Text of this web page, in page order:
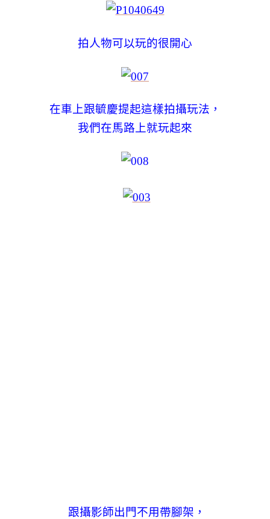
拍人物可以玩的很開心
在車上跟毓慶提起這樣拍攝玩法，
我們在馬路上就玩起來
跟攝影師出門不用帶腳架，